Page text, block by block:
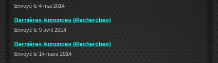
Envoyé le 4 mai 2014
Dernières Annonces (Recherches)
Envoyé le 9 avril 2014
Dernières Annonces (Recherches)
Envoyé le 14 mars 2014